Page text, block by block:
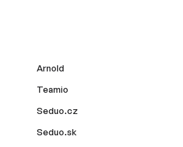
Arnold
Teamio
Seduo.cz
Seduo.sk